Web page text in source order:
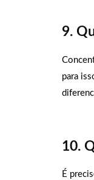
9.
para
10.
É